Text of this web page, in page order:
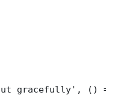
gracefully', ()